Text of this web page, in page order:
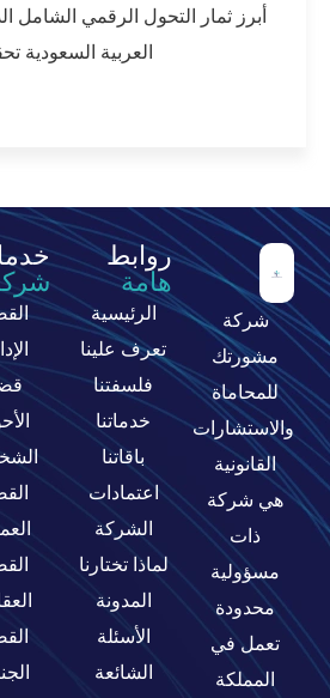
أبرز ثمار التحول الرقمي الشامل
العربية السعودية
شركة
مشورتك
للمحاماة
والاستشارات
القانونية
هي شركة
ذات
مسؤولية
محدودة
تعمل في
المملكة
روابط
هامة
الرئيسية
تعرف علينا
فلسفتنا
خدماتنا
باقاتنا
اعتمادات
الشركة
لماذا تختارنا
المدونة
الأسئلة
الشائعة